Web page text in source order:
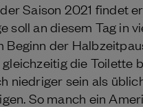
Saison 2021 findet
soll an diesem Tag in
der
die Toilette
niedriger sein als
So manch ein